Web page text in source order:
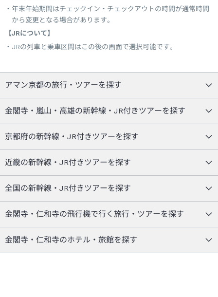
年末年始期間はチェックイン・チェックアウトの時間が通常時間
から変更となる場合があります。
【JRについて】
JRの列車と乗車区間はこの後の画面で選択可能です。
アマン京都の旅行・ツアーを探す
金閣寺・嵐山・高雄の新幹線・JR付きツアーを探す
京都府の新幹線・JR付きツアーを探す
近畿の新幹線・JR付きツアーを探す
全国の新幹線・JR付きツアーを探す
金閣寺・仁和寺の飛行機で行く旅行・ツアーを探す
金閣寺・仁和寺のホテル・旅館を探す